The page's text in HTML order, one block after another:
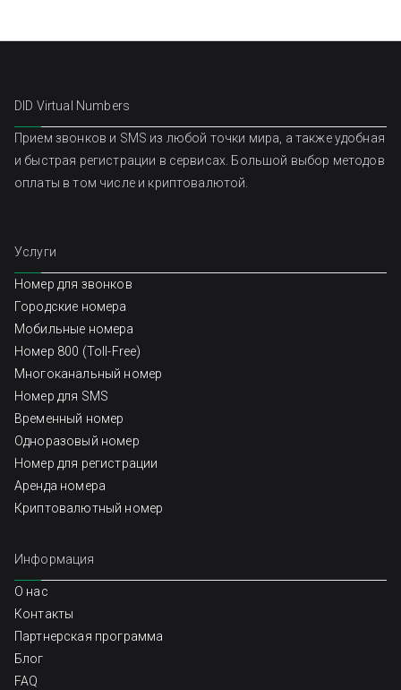
DID Virtual Numbers
Прием звонков и SMS из любой точки мира, а также удобная
и быстрая регистрации в сервисах. Большой выбор методов
оплаты в том числе и криптовалютой.
Услуги
Номер для звонков
Городские номера
Мобильные номера
Номер 800 (Toll-Free)
Многоканальный номер
Номер для SMS
Временный номер
Одноразовый номер
Номер для регистрации
Аренда номера
Криптовалютный номер
Информация
О нас
Контакты
Партнерская программа
Блог
FAQ